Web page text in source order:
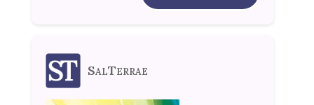
SalTerrae